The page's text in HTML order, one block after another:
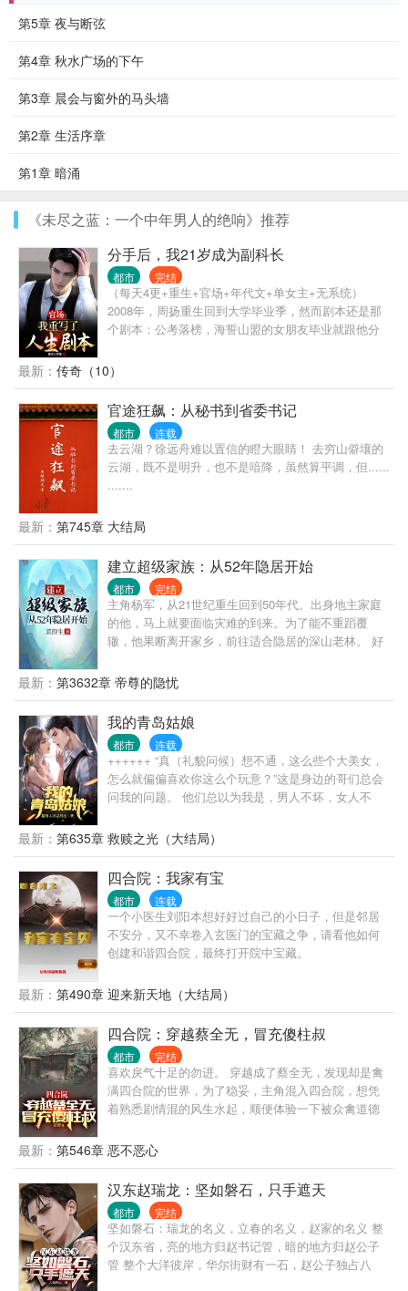
第5章 夜与断弦
第4章 秋水广场的下午
第3章 晨会与窗外的马头墙
第2章 生活序章
第1章 暗涌
《未尽之蓝：一个中年男人的绝响》推荐
分手后，我21岁成为副科长
都市 完结
（每天4更+重生+官场+年代文+单女主+无系统）
2008年，周扬重生回到大学毕业季，然而剧本还是那
个剧本：公考落榜，海誓山盟的女朋友毕业就跟他分
占尽先机的周扬却变得不再茫然，因为他清楚，尽管
眼前的起点很低，但是青云大道却尽在眼前……这一
次，他要勇攀高峰，登临权位。
最新： 传奇（10）
官途狂飙：从秘书到省委书记
都市 连载
去云湖？徐远舟难以置信的瞪大眼睛！ 去穷山僻壤的
云湖，既不是明升，也不是喑降，虽然算平调，但......
.......
最新： 第745章 大结局
建立超级家族：从52年隐居开始
都市 完结
主角杨军，从21世纪重生回到50年代。出身地主家庭
的他，马上就要面临灾难的到来。为了能不重蹈覆
辙，他果断离开家乡，前往适合隐居的深山老林。 好
居地点的路上，他依靠金手指搜集各种物资和学习各
种技能，最终在三国边境隐居生活。 建设房屋，饲养
牲畜，种植作物，还要每天烧砖瓦，烧木炭，奇迹般
的建立起了一个庞大的私人庄园。 在这个过程中，庄
园里的家人逐渐增多，儿女成群。 21世纪后，一个庞
大的家族登上了舞台。 本书属于长篇，日常比较多，
没有乱七八糟的人际关系，对话也很少，不喜欢此类
型的，请谨慎。最后，本书非逻辑文，合理文，较真
最新： 第3632章 帝尊的隐忧
我的青岛姑娘
都市 连载
++++++ “真（礼貌问候）想不通，这么些个大美女，
怎么就偏偏喜欢你这么个玩意？”这是身边的哥们总会
问我的问题。 他们总以为我是，男人不坏，女人不
的女人不一样： 他们看到的：娱乐圈颜值天花板的当
红女明星，我看到：厌倦娱乐圈等一个人未果的女明
星。 他们看到的：放飞自我的已婚前电视台女主持，
我看到的：一个被丈夫当成筹码需要陪伴和关心的知
心姐姐。 他们看到的：开房车陪我走过两百多个城市
的初恋，我看到的：我爱过也恨过最后却成了我一
生……
最新： 第635章 救赎之光（大结局）
四合院：我家有宝
都市 连载
一个小医生刘阳本想好好过自己的小日子，但是邻居
不安分，又不幸卷入玄医门的宝藏之争，请看他如何
创建和谐四合院，最终打开院中宝藏。
最新： 第490章 迎来新天地（大结局）
四合院：穿越蔡全无，冒充傻柱叔
都市 完结
喜欢戾气十足的勿进。 穿越成了蔡全无，发现却是禽
满四合院的世界，为了稳妥，主角混入四合院，想凭
着熟悉剧情混的风生水起，顺便体验一下被众禽道德
看我们的主角反过来绑架众禽，惬意生活。
最新： 第546章 恶不恶心
汉东赵瑞龙：坚如磐石，只手遮天
都市 完结
坚如磐石：瑞龙的名义，立春的名义，赵家的名义 整
个汉东省，亮的地方归赵书记管，暗的地方归赵公子
管 整个大洋彼岸，华尔街财有一石，赵公子独占八